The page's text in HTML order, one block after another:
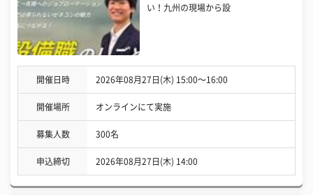
い！九州の現場から設
開催日時 2026年08月27日(木) 15:00〜16:00
開催場所 オンラインにて実施
募集人数 300名
申込締切 2026年08月27日(木) 14:00